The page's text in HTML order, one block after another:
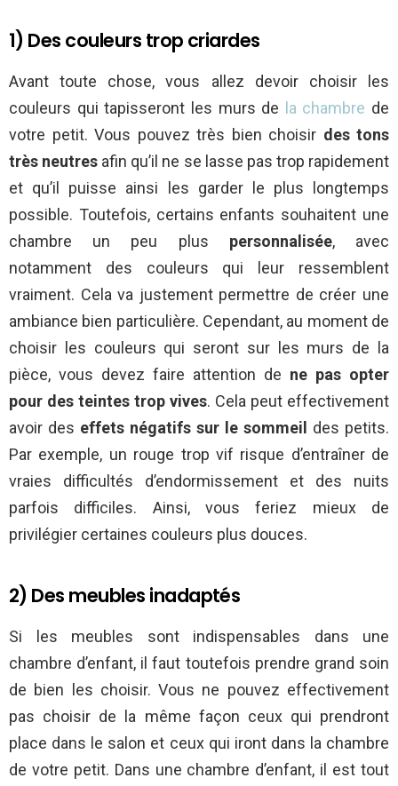
1) Des couleurs trop criardes
Avant toute chose, vous allez devoir choisir les
couleurs qui tapisseront les murs de
la chambre de
votre petit. Vous pouvez très bien choisir des tons
très neutres afin qu’il ne se lasse pas trop rapidement
et qu’il puisse ainsi les garder le plus longtemps
possible. Toutefois, certains enfants souhaitent une
chambre un peu plus personnalisée, avec
notamment des couleurs qui leur ressemblent
vraiment. Cela va justement permettre de créer une
ambiance bien particulière. Cependant, au moment de
choisir les couleurs qui seront sur les murs de la
pièce, vous devez faire attention de ne pas opter
pour des teintes trop vives. Cela peut effectivement
avoir des effets négatifs sur le sommeil
des petits.
Par exemple, un rouge trop vif risque d’entraîner de
vraies difficultés d’endormissement et des nuits
parfois difficiles. Ainsi, vous feriez mieux de
privilégier certaines couleurs plus douces.
2) Des meubles inadaptés
Si les meubles sont indispensables dans une
chambre d’enfant, il faut toutefois prendre grand soin
de bien les choisir. Vous ne pouvez effectivement
pas choisir de la même façon ceux qui prendront
place dans le salon et ceux qui iront dans la chambre
de votre petit. Dans une chambre d’enfant, il est tout